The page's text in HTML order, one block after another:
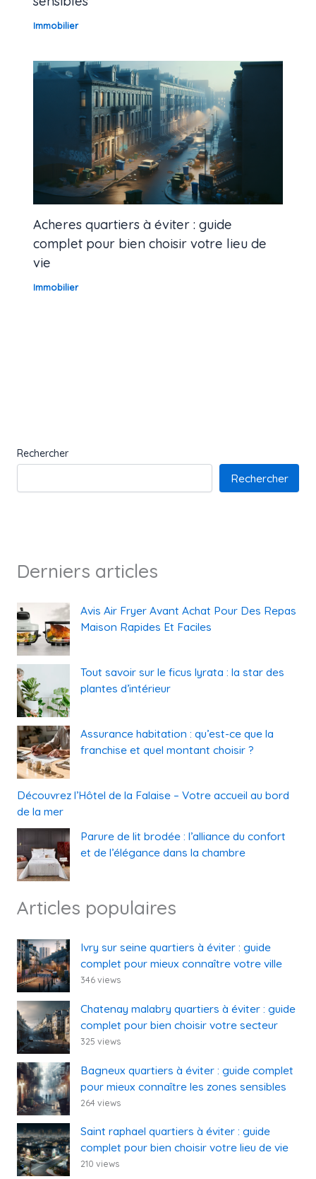
Immobilier
Acheres quartiers à éviter : guide
complet pour bien choisir votre lieu de
vie
Immobilier
Rechercher
Rechercher
Derniers articles
Avis Air Fryer Avant Achat Pour Des Repas
Maison Rapides Et Faciles
Tout savoir sur le ficus lyrata : la star des
plantes d’intérieur
Assurance habitation : qu’est-ce que la
franchise et quel montant choisir ?
Découvrez l’Hôtel de la Falaise – Votre accueil au bord
de la mer
Parure de lit brodée : l’alliance du confort
et de l’élégance dans la chambre
Articles populaires
Ivry sur seine quartiers à éviter : guide
complet pour mieux connaître votre ville
346 views
Chatenay malabry quartiers à éviter : guide
complet pour bien choisir votre secteur
325 views
Bagneux quartiers à éviter : guide complet
pour mieux connaître les zones sensibles
264 views
Saint raphael quartiers à éviter : guide
complet pour bien choisir votre lieu de vie
210 views